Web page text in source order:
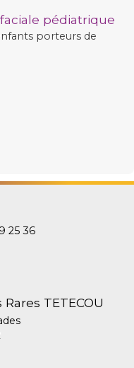
pédiatrique
porteurs de
25 36
TETECOU